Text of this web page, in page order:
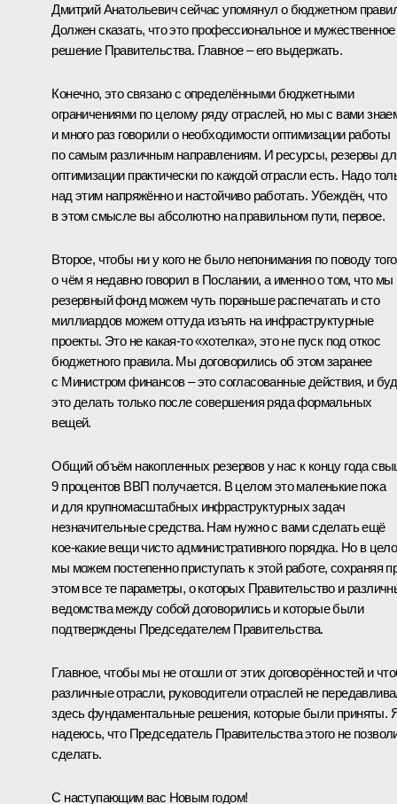
Дмитрий Анатольевич сейчас упомянул о бюджетном
Должен сказать, что это профессиональное и мужественное
решение Правительства. Главное – его выдержать.
Конечно, это связано с определёнными бюджетными
ограничениями по целому ряду отраслей, но мы с вами
и много раз говорили о необходимости оптимизации работы
по самым различным направлениям. И ресурсы, резервы
оптимизации практически по каждой отрасли есть. Надо
над этим напряжённо и настойчиво работать. Убеждён, что
в этом смысле вы абсолютно на правильном пути, первое.
Второе, чтобы ни у кого не было непонимания по поводу
о чём я недавно говорил в Послании, а именно о том, что мы
резервный фонд можем чуть пораньше распечатать и сто
миллиардов можем оттуда изъять на инфраструктурные
проекты. Это не какая‑то «хотелка», это не пуск под откос
бюджетного правила. Мы договорились об этом заранее
с Министром финансов – это согласованные действия, и
это делать только после совершения ряда формальных
вещей.
Общий объём накопленных резервов у нас к концу года
9 процентов ВВП получается. В целом это маленькие пока
и для крупномасштабных инфраструктурных задач
незначительные средства. Нам нужно с вами сделать ещё
кое‑какие вещи чисто административного порядка. Но в
мы можем постепенно приступать к этой работе, сохраняя
этом все те параметры, о которых Правительство и
ведомства между собой договорились и которые были
подтверждены Председателем Правительства.
Главное, чтобы мы не отошли от этих договорённостей и
различные отрасли, руководители отраслей не
здесь фундаментальные решения, которые были приняты.
надеюсь, что Председатель Правительства этого не
сделать.
С наступающим вас Новым годом!